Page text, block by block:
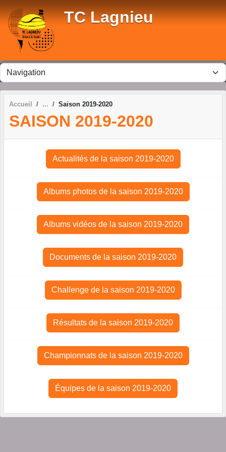
TC Lagnieu
Accueil Saison 2019-2020
SAISON 2019-2020
Actualités de la saison 2019-2020
Albums photos de la saison 2019-2020
Albums vidéos de la saison 2019-2020
Documents de la saison 2019-2020
Challenge de la saison 2019-2020
Résultats de la saison 2019-2020
Championnats de la saison 2019-2020
Équipes de la saison 2019-2020